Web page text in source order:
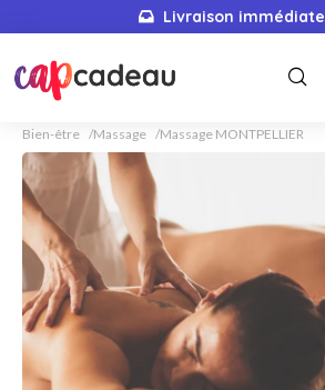
Livraison immédiate
Bien-être Massage Massage MONTPELLIER